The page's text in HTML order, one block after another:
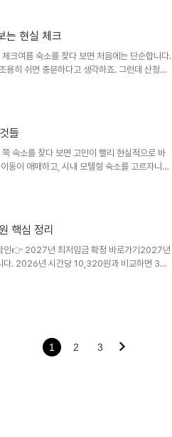
기보다, 내가 가려는 날짜와 동선에 맞춰 판단
핵심이에요.빠른 요약방문 전 공식 채널이나 최
는 현실 체크
크여름 숙소를 찾다 보면 처음에는 단순합니다.
용히 쉬면 충분하다고 생각하죠. 그런데 산청내
이 늘어납니다. 물놀이하기 좋은 위치인지, 아이
말을 하면 이미 하루 일정이 흔들립니다.이 글
을 기준으로 썼습니다. 특정 숙소를 단정해서
들
숙소를 찾다 보면 고민이 빨리 현실적으로 바
동이 애매하고, 시내 모텔형 숙소를 고르자니
부모님을 모시고 가는 일정이면 “잠만 자는
줄어드나”였습니다.이 글은 사천마들렌호텔
할 순서대로 정리했습니다. 주소, 객실 구조,
핵심 정리
인👉 2027년 최저임금 확정 바로가기2027년
다. 2026년 시간당 10,320원과 비교하면 380
적용안차이시간급10,320원10,700원380원
으로 이해하는 ..
1 2 3